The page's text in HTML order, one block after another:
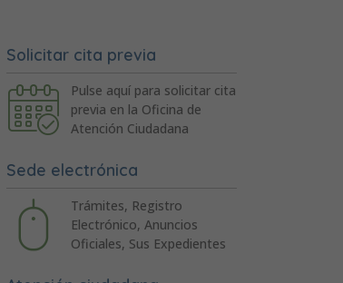
Solicitar cita previa
Pulse aquí para solicitar cita
previa en la Oficina de
Atención Ciudadana
Sede electrónica
Trámites, Registro
Electrónico, Anuncios
Oficiales, Sus Expedientes